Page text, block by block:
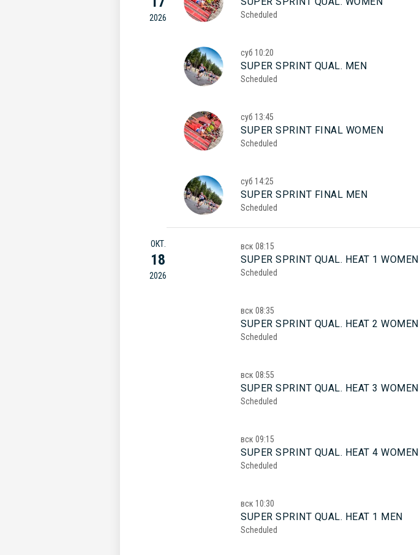
2026 Scheduled
суб 10:20
SUPER SPRINT QUAL. MEN
Scheduled
суб 13:45
SUPER SPRINT FINAL WOMEN
Scheduled
суб 14:25
SUPER SPRINT FINAL MEN
Scheduled
ОКТ.
18
2026
вск 08:15
SUPER SPRINT QUAL. HEAT 1 WOMEN
Scheduled
вск 08:35
SUPER SPRINT QUAL. HEAT 2 WOMEN
Scheduled
вск 08:55
SUPER SPRINT QUAL. HEAT 3 WOMEN
Scheduled
вск 09:15
SUPER SPRINT QUAL. HEAT 4 WOMEN
Scheduled
вск 10:30
SUPER SPRINT QUAL. HEAT 1 MEN
Scheduled